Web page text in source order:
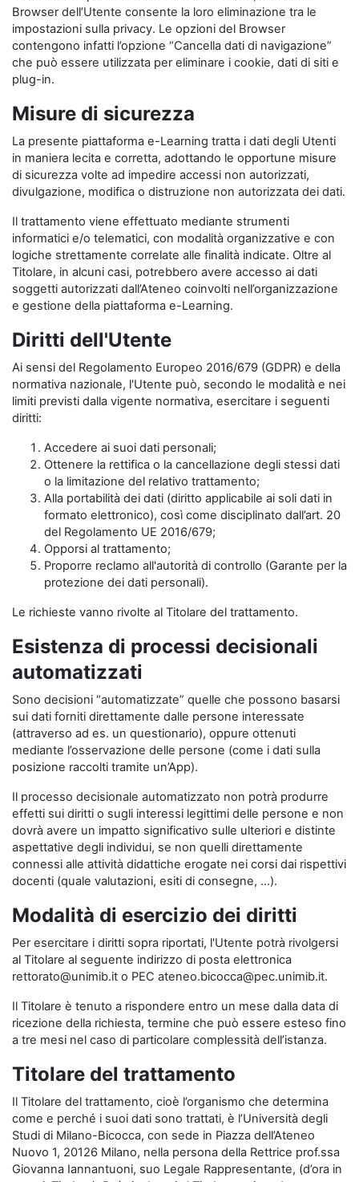
Browser dell’Utente consente la loro eliminazione tra le
impostazioni sulla privacy. Le opzioni del Browser
contengono infatti l’opzione “Cancella dati di navigazione”
che può essere utilizzata per eliminare i cookie, dati di siti e
plug-in.
Misure di sicurezza
La presente piattaforma e-Learning tratta i dati degli Utenti
in maniera lecita e corretta, adottando le opportune misure
di sicurezza volte ad impedire accessi non autorizzati,
divulgazione, modifica o distruzione non autorizzata dei dati.
Il trattamento viene effettuato mediante strumenti
informatici e/o telematici, con modalità organizzative e con
logiche strettamente correlate alle finalità indicate. Oltre al
Titolare, in alcuni casi, potrebbero avere accesso ai dati
soggetti autorizzati dall’Ateneo coinvolti nell’organizzazione
e gestione della piattaforma e-Learning.
Diritti dell'Utente
Ai sensi del Regolamento Europeo 2016/679 (GDPR) e della
normativa nazionale, l'Utente può, secondo le modalità e nei
limiti previsti dalla vigente normativa, esercitare i seguenti
diritti:
Accedere ai suoi dati personali;
Ottenere la rettifica o la cancellazione degli stessi dati
o la limitazione del relativo trattamento;
Alla portabilità dei dati (diritto applicabile ai soli dati in
formato elettronico), così come disciplinato dall’art. 20
del Regolamento UE 2016/679;
Opporsi al trattamento;
Proporre reclamo all'autorità di controllo (Garante per la
protezione dei dati personali).
Le richieste vanno rivolte al Titolare del trattamento.
Esistenza di processi decisionali
automatizzati
Sono decisioni “automatizzate” quelle che possono basarsi
sui dati forniti direttamente dalle persone interessate
(attraverso ad es. un questionario), oppure ottenuti
mediante l’osservazione delle persone (come i dati sulla
posizione raccolti tramite un’App).
Il processo decisionale automatizzato non potrà produrre
effetti sui diritti o sugli interessi legittimi delle persone e non
dovrà avere un impatto significativo sulle ulteriori e distinte
aspettative degli individui, se non quelli direttamente
connessi alle attività didattiche erogate nei corsi dai rispettivi
docenti (quale valutazioni, esiti di consegne, …).
Modalità di esercizio dei diritti
Per esercitare i diritti sopra riportati, l'Utente potrà rivolgersi
al Titolare al seguente indirizzo di posta elettronica
rettorato@unimib.it o PEC ateneo.bicocca@pec.unimib.it.
Il Titolare è tenuto a rispondere entro un mese dalla data di
ricezione della richiesta, termine che può essere esteso fino
a tre mesi nel caso di particolare complessità dell’istanza.
Titolare del trattamento
Il Titolare del trattamento, cioè l’organismo che determina
come e perché i suoi dati sono trattati, è l’Università degli
Studi di Milano-Bicocca, con sede in Piazza dell’Ateneo
Nuovo 1, 20126 Milano, nella persona della Rettrice prof.ssa
Giovanna Iannantuoni, suo Legale Rappresentante, (d’ora in